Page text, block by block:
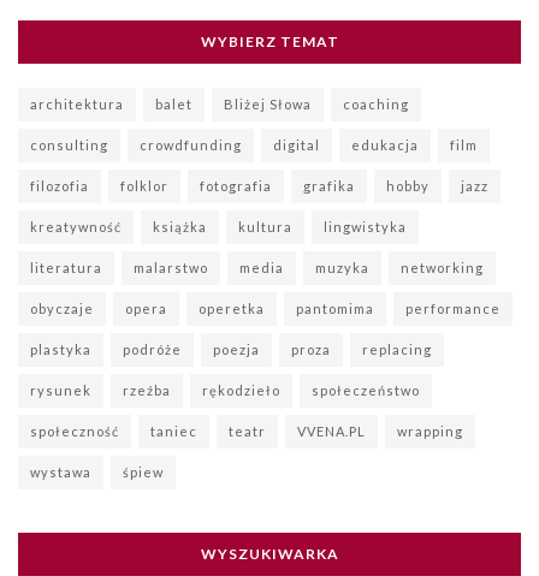
WYBIERZ TEMAT
architektura balet Bliżej Słowa coaching
consulting crowdfunding digital edukacja film
filozofia folklor fotografia grafika hobby jazz
kreatywność książka kultura lingwistyka
literatura malarstwo media muzyka networking
obyczaje opera operetka pantomima performance
plastyka podróże poezja proza replacing
rysunek rzeźba rękodzieło społeczeństwo
społeczność taniec teatr VVENA.PL wrapping
wystawa śpiew
WYSZUKIWARKA